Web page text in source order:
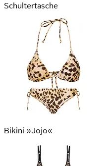
Schultertasche
Bikini »Jojo«